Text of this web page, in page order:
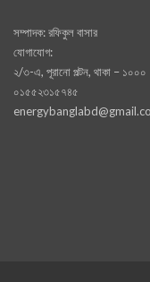
সম্পাদক: রফিকুল বাসার
যোগাযোগ:
২/৩-এ, পূরানো পল্টন, থাকা – ১০০০
০১৫৫২৩১৫৭৪৫